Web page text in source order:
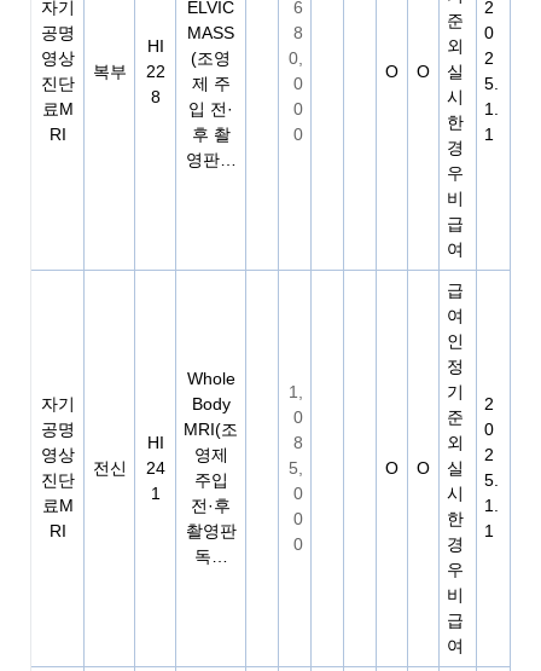
자기
공명
영상
진단
료M
RI
복부
HI
22
8
ELVIC
MASS
(조영
제 주
입 전·
후 촬
영판…
6
8
0,
0
0
0
O O
준
외
실
시
한
경
우
비
급
여
2
0
2
5.
1.
1
자기
공명
영상
진단
료M
RI
전신
HI
24
1
Whole
Body
MRI(조
영제
주입
전·후
촬영판
독…
1,
0
8
5,
0
0
0
O O
급
여
인
정
기
준
외
실
시
한
경
우
비
급
여
2
0
2
5.
1.
1